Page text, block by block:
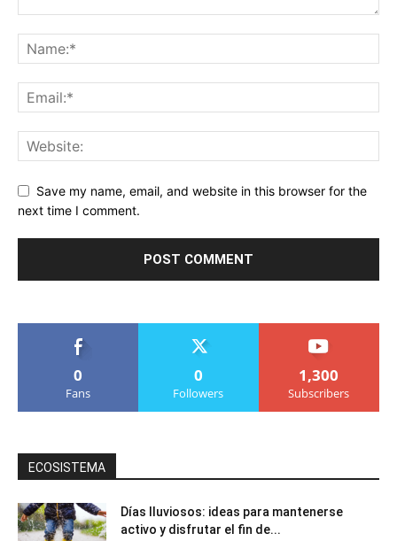
Save my name, email, and website in this browser for the
next time I comment.
0
Fans
0
Followers
1,300
Subscribers
ECOSISTEMA
Días lluviosos: ideas para mantenerse
activo y disfrutar el fin de...